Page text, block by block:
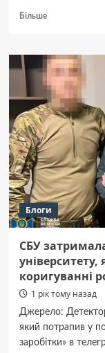
БільшеДокладніше
обласні
диспансери
просять
у Полтавської
міськради
майже
2 млн
грн
Блоги
СБУ
коригуванні
1 рік тому назад
Джерело:
який потрапив у
заробітки» в